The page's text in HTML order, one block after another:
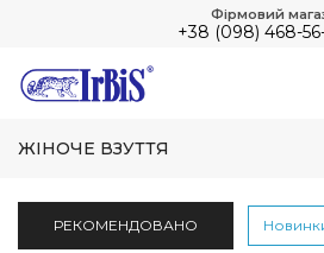
Фірмовий
+38 (098) 468-
ЖІНОЧЕ ВЗУТТЯ
РЕКОМЕНДОВАНО